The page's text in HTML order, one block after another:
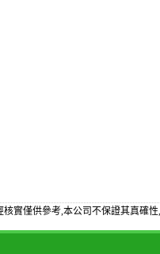
實僅供參考,本公司不保證其真確